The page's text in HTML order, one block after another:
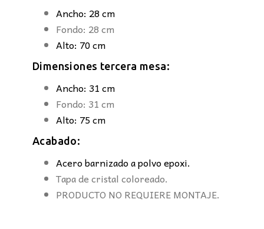
Ancho: 28 cm
Fondo: 28 cm
Alto: 70 cm
Dimensiones tercera mesa:
Ancho: 31 cm
Fondo: 31 cm
Alto: 75 cm
Acabado:
Acero barnizado a polvo epoxi.
Tapa de cristal coloreado.
PRODUCTO NO REQUIERE MONTAJE.